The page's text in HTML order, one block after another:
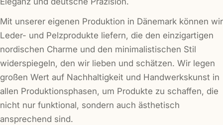
Mit unserer eigenen Produktion in Dänemark können wir
Leder- und Pelzprodukte liefern, die den einzigartigen
nordischen Charme und den minimalistischen Stil
widerspiegeln, den wir lieben und schätzen. Wir legen
großen Wert auf Nachhaltigkeit und Handwerkskunst in
allen Produktionsphasen, um Produkte zu schaffen, die
nicht nur funktional, sondern auch ästhetisch
ansprechend sind.